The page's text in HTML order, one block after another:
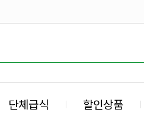
단체급식 할인상품